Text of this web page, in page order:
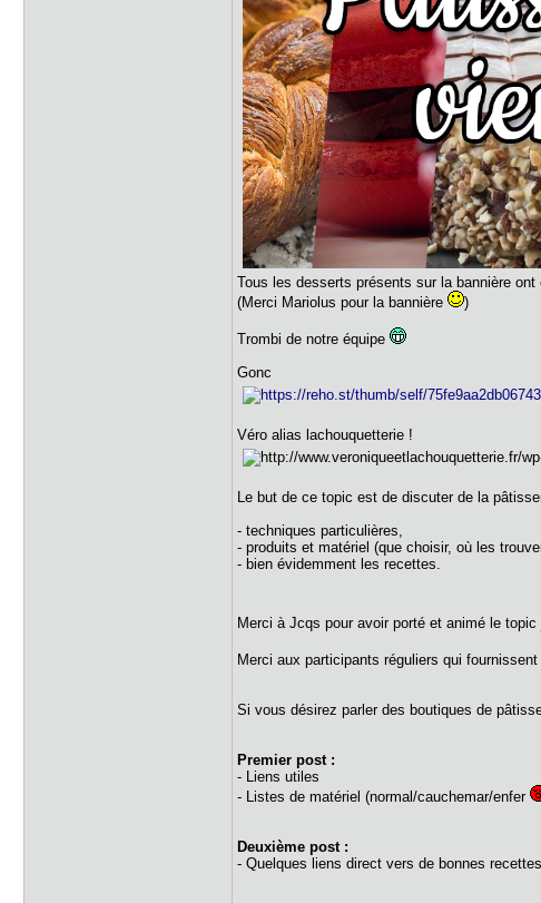
Tous les desserts présents sur la bannière
(Merci Mariolus pour la bannière
)
Trombi de notre équipe
Gonc
Véro alias lachouquetterie !
Le but de ce topic est de discuter de la
- techniques particulières,
- produits et matériel (que choisir, où les
- bien évidemment les recettes.
Merci à Jcqs pour avoir porté et animé le
Merci aux participants réguliers qui
Si vous désirez parler des boutiques de
Premier post :
- Liens utiles
- Listes de matériel (normal/cauchemar/enfer
Deuxième post :
- Quelques liens direct vers de bonnes